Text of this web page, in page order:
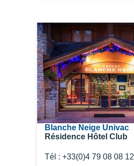
Blanche Neige Univac
Résidence Hôtel Club
Tél : +33(0)4 79 08 08 12